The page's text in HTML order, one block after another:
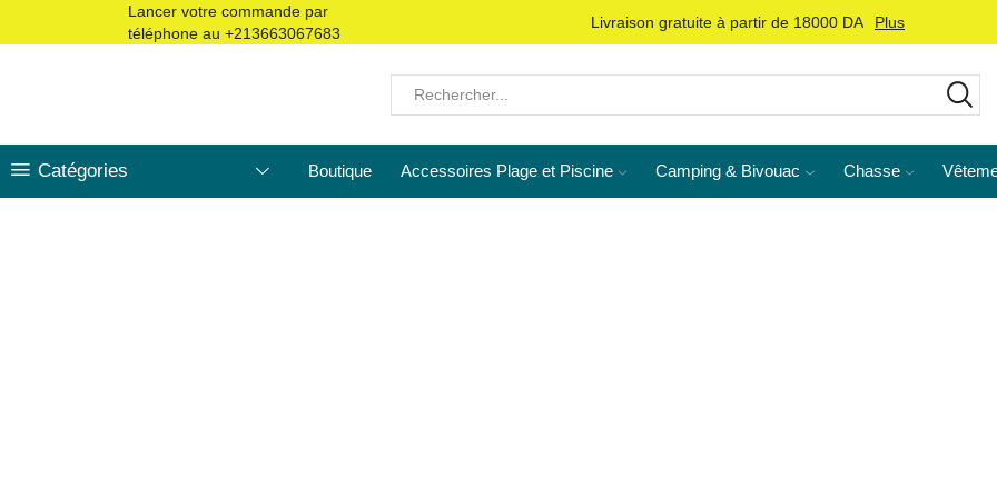
Lancer votre commande par
téléphone au +213663067683
Livraison gratuite à partir de 18000 DA Plus
Catégories Boutique Accessoires Plage et Piscine Camping & Bivouac Chasse